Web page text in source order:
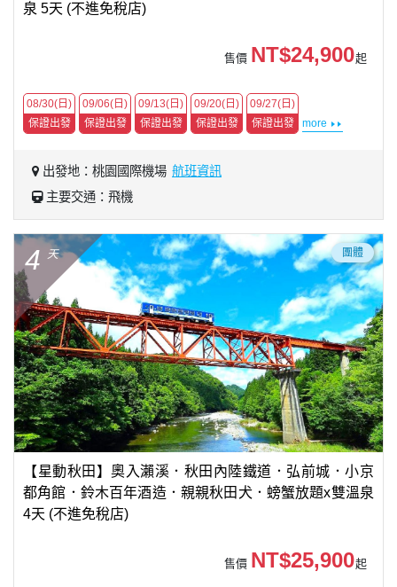
泉 5天 (不進免稅店)
售價 NT$24,900起
08/30(日)
保證出發
09/06(日)
保證出發
09/13(日)
保證出發
09/20(日)
保證出發
09/27(日)
保證出發
more
出發地：桃園國際機場 航班資訊
主要交通：飛機
4 天 團體
【星動秋田】奧入瀨溪．秋田內陸鐵道．弘前城．小京
都角館．鈴木百年酒造．親親秋田犬．螃蟹放題x雙溫泉
4天 (不進免稅店)
售價 NT$25,900起